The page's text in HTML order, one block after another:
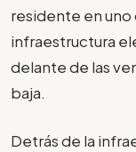
residente en uno
infraestructura
delante de las
baja.
Detrás de la